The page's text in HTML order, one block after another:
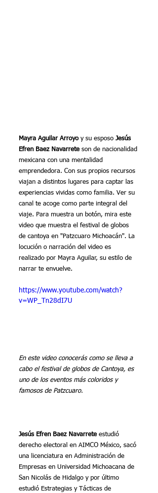
Mayra Aguilar Arroyo y su esposo Jesús
Efren Baez Navarrete son de nacionalidad
mexicana con una mentalidad
emprendedora. Con sus propios recursos
viajan a distintos lugares para captar las
experiencias vividas como familia. Ver su
canal te acoge como parte integral del
viaje. Para muestra un botón, mira este
video que muestra el festival de globos
de cantoya en "Patzcuaro Michoacán". La
locución o narración del video es
realizado por Mayra Aguilar, su estilo de
narrar te envuelve.
https://www.youtube.com/watch?
v=WP_Tn28dI7U
En este video conocerás como se lleva a
cabo el festival de globos de Cantoya, es
uno de los eventos más coloridos y
famosos de Patzcuaro.
Jesús Efren Baez Navarrete estudió
derecho electoral en AIMCO México, sacó
una licenciatura en Administración de
Empresas en Universidad Michoacana de
San Nicolás de Hidalgo y por último
estudió Estrategias y Tácticas de